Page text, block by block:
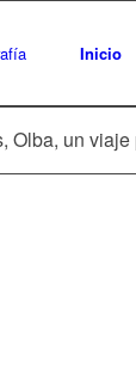
Inicio
Olba, un